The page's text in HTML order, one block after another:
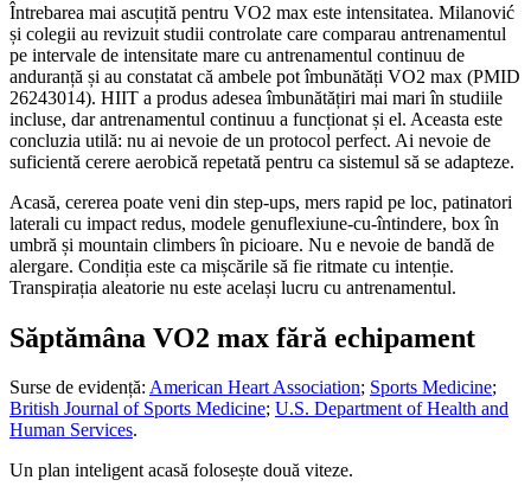
Întrebarea mai ascuțită pentru VO2 max este intensitatea. Milanović
și colegii au revizuit studii controlate care comparau antrenamentul
pe intervale de intensitate mare cu antrenamentul continuu de
anduranță și au constatat că ambele pot îmbunătăți VO2 max (PMID
26243014). HIIT a produs adesea îmbunătățiri mai mari în studiile
incluse, dar antrenamentul continuu a funcționat și el. Aceasta este
concluzia utilă: nu ai nevoie de un protocol perfect. Ai nevoie de
suficientă cerere aerobică repetată pentru ca sistemul să se adapteze.
Acasă, cererea poate veni din step-ups, mers rapid pe loc, patinatori
laterali cu impact redus, modele genuflexiune-cu-întindere, box în
umbră și mountain climbers în picioare. Nu e nevoie de bandă de
alergare. Condiția este ca mișcările să fie ritmate cu intenție.
Transpirația aleatorie nu este același lucru cu antrenamentul.
Săptămâna VO2 max fără echipament
Surse de evidență: American Heart Association; Sports Medicine;
British Journal of Sports Medicine; U.S. Department of Health and
Human Services.
Un plan inteligent acasă folosește două viteze.